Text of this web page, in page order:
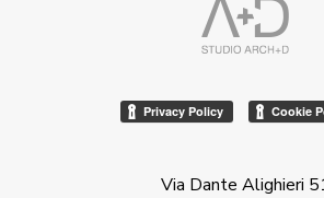
Via Dante Alighieri